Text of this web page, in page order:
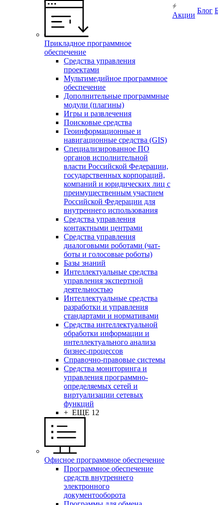
Прикладное программное
обеспечение
Средства управления
проектами
Мультимедийное программное
обеспечение
Дополнительные программные
модули (плагины)
Игры и развлечения
Поисковые средства
Геоинформационные и
навигационные средства (GIS)
Специализированное ПО
органов исполнительной
власти Российской Федерации,
государственных корпораций,
компаний и юридических лиц с
преимущественным участием
Российской Федерации для
внутреннего использования
Средства управления
контактными центрами
Средства управления
диалоговыми роботами (чат-
боты и голосовые роботы)
Базы знаний
Интеллектуальные средства
управления экспертной
деятельностью
Интеллектуальные средства
разработки и управления
стандартами и нормативами
Средства интеллектуальной
обработки информации и
интеллектуального анализа
бизнес-процессов
Справочно-правовые системы
Средства мониторинга и
управления программно-
определяемых сетей и
виртуализации сетевых
функций
+ ЕЩЕ 12
Офисное программное обеспечение
Программное обеспечение
средств внутреннего
электронного
документооборота
Акции
Блог